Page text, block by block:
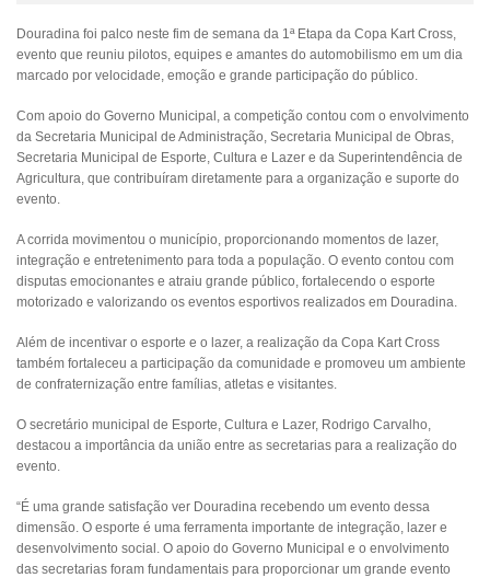
Douradina foi palco neste fim de semana da 1ª Etapa da Copa Kart Cross,
evento que reuniu pilotos, equipes e amantes do automobilismo em um dia
marcado por velocidade, emoção e grande participação do público.
Com apoio do Governo Municipal, a competição contou com o envolvimento
da Secretaria Municipal de Administração, Secretaria Municipal de Obras,
Secretaria Municipal de Esporte, Cultura e Lazer e da Superintendência de
Agricultura, que contribuíram diretamente para a organização e suporte do
evento.
A corrida movimentou o município, proporcionando momentos de lazer,
integração e entretenimento para toda a população. O evento contou com
disputas emocionantes e atraiu grande público, fortalecendo o esporte
motorizado e valorizando os eventos esportivos realizados em Douradina.
Além de incentivar o esporte e o lazer, a realização da Copa Kart Cross
também fortaleceu a participação da comunidade e promoveu um ambiente
de confraternização entre famílias, atletas e visitantes.
O secretário municipal de Esporte, Cultura e Lazer, Rodrigo Carvalho,
destacou a importância da união entre as secretarias para a realização do
evento.
“É uma grande satisfação ver Douradina recebendo um evento dessa
dimensão. O esporte é uma ferramenta importante de integração, lazer e
desenvolvimento social. O apoio do Governo Municipal e o envolvimento
das secretarias foram fundamentais para proporcionar um grande evento